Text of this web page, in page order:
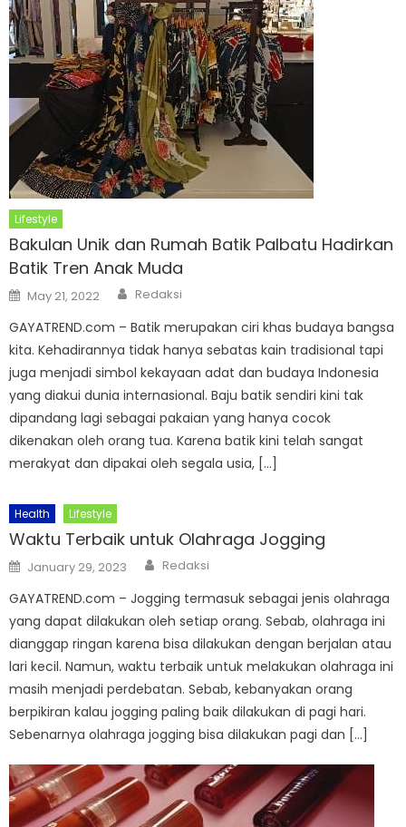
Lifestyle
Bakulan Unik dan Rumah Batik Palbatu Hadirkan
Batik Tren Anak Muda
Posted
on
May 21, 2022 Author
Redaksi
GAYATREND.com – Batik merupakan ciri khas budaya bangsa
kita. Kehadirannya tidak hanya sebatas kain tradisional tapi
juga menjadi simbol kekayaan adat dan budaya Indonesia
yang diakui dunia internasional. Baju batik sendiri kini tak
dipandang lagi sebagai pakaian yang hanya cocok
dikenakan oleh orang tua. Karena batik kini telah sangat
merakyat dan dipakai oleh segala usia, […]
Health Lifestyle
Waktu Terbaik untuk Olahraga Jogging
Posted
on
January 29, 2023 Author
Redaksi
GAYATREND.com – Jogging termasuk sebagai jenis olahraga
yang dapat dilakukan oleh setiap orang. Sebab, olahraga ini
dianggap ringan karena bisa dilakukan dengan berjalan atau
lari kecil. Namun, waktu terbaik untuk melakukan olahraga ini
masih menjadi perdebatan. Sebab, kebanyakan orang
berpikiran kalau jogging paling baik dilakukan di pagi hari.
Sebenarnya olahraga jogging bisa dilakukan pagi dan […]